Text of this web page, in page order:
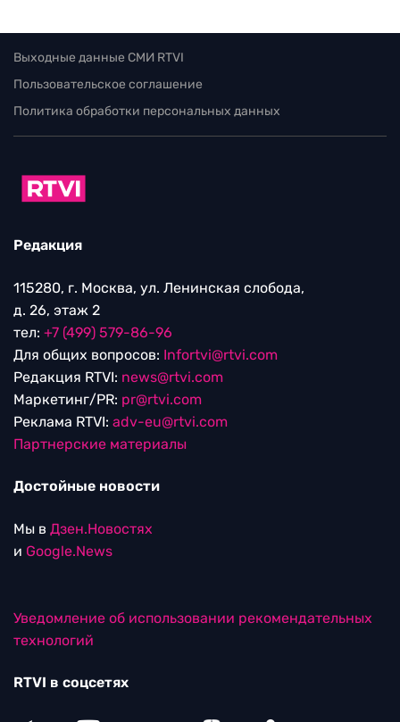
Выходные данные СМИ RTVI
Пользовательское соглашение
Политика обработки персональных данных
Редакция
115280, г. Москва, ул. Ленинская слобода,
д. 26, этаж 2
тел: +7 (499) 579-86-96
Для общих вопросов: Infortvi@rtvi.com
Редакция RTVI: news@rtvi.com
Маркетинг/PR: pr@rtvi.com
Реклама RTVI: adv-eu@rtvi.com
Партнерские материалы
Достойные новости
Мы в Дзен.Новостях
и Google.News
Уведомление об использовании рекомендательных
технологий
RTVI в соцсетях